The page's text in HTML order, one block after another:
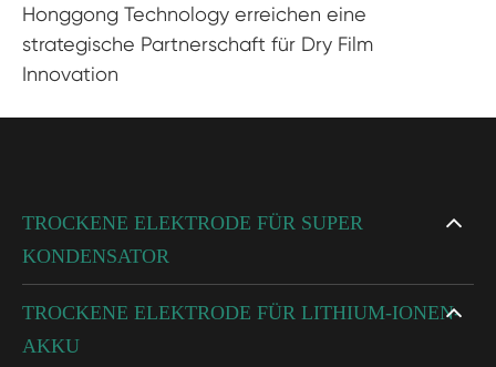
Honggong Technology erreichen eine
strategische Partnerschaft für Dry Film
Innovation
TROCKENE ELEKTRODE FÜR SUPER
KONDENSATOR
TROCKENE ELEKTRODE FÜR LITHIUM-IONEN-
AKKU